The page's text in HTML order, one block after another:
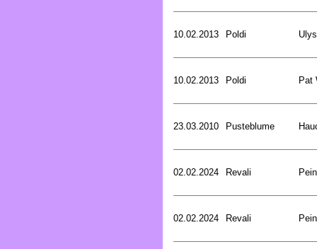
10.02.2013 Poldi
10.02.2013 Poldi Pat
23.03.2010 Pusteblume
02.02.2024 Revali
02.02.2024 Revali